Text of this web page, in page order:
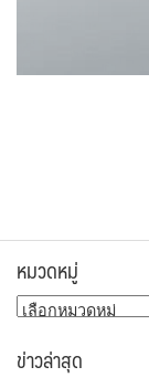
หมวดหมู่
หมวด
ข่าวล่าสุด